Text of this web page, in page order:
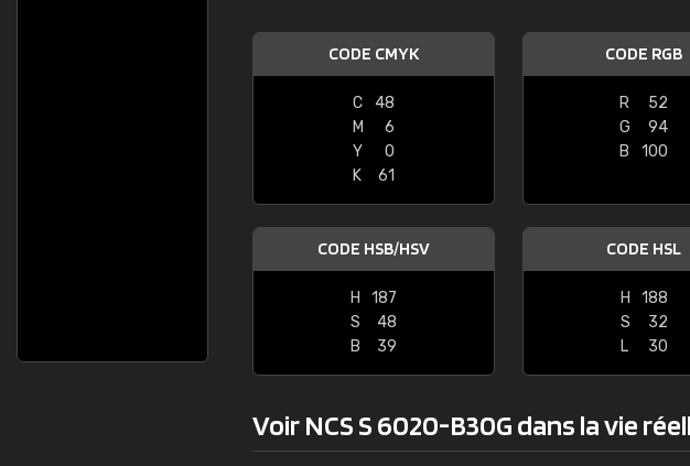
CODE CMYK
C
48
M
6
Y
0
K
61
CODE RGB
R
52
G
94
B
100
CODE HSB/HSV
H
187
S
48
B
39
CODE HSL
H
188
S
32
L
30
Voir NCS S 6020-B30G dans la vie